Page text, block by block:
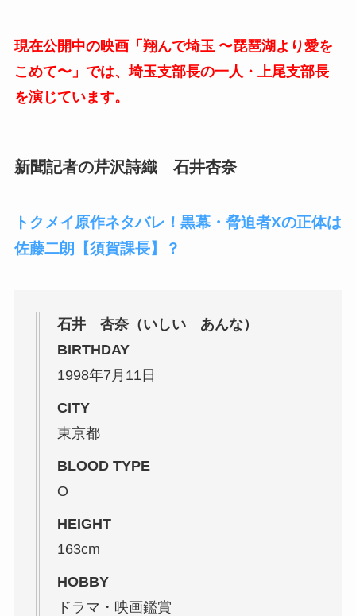
現在公開中の映画「翔んで埼玉 〜琵琶湖より愛を
こめて〜」では、埼玉支部長の一人・上尾支部長
を演じています。
新聞記者の芹沢詩織 石井杏奈
トクメイ原作ネタバレ！黒幕・脅迫者Xの正体は
佐藤二朗【須賀課長】？
石井 杏奈（いしい あんな）
BIRTHDAY
1998年7月11日
CITY
東京都
BLOOD TYPE
O
HEIGHT
163cm
HOBBY
ドラマ・映画鑑賞